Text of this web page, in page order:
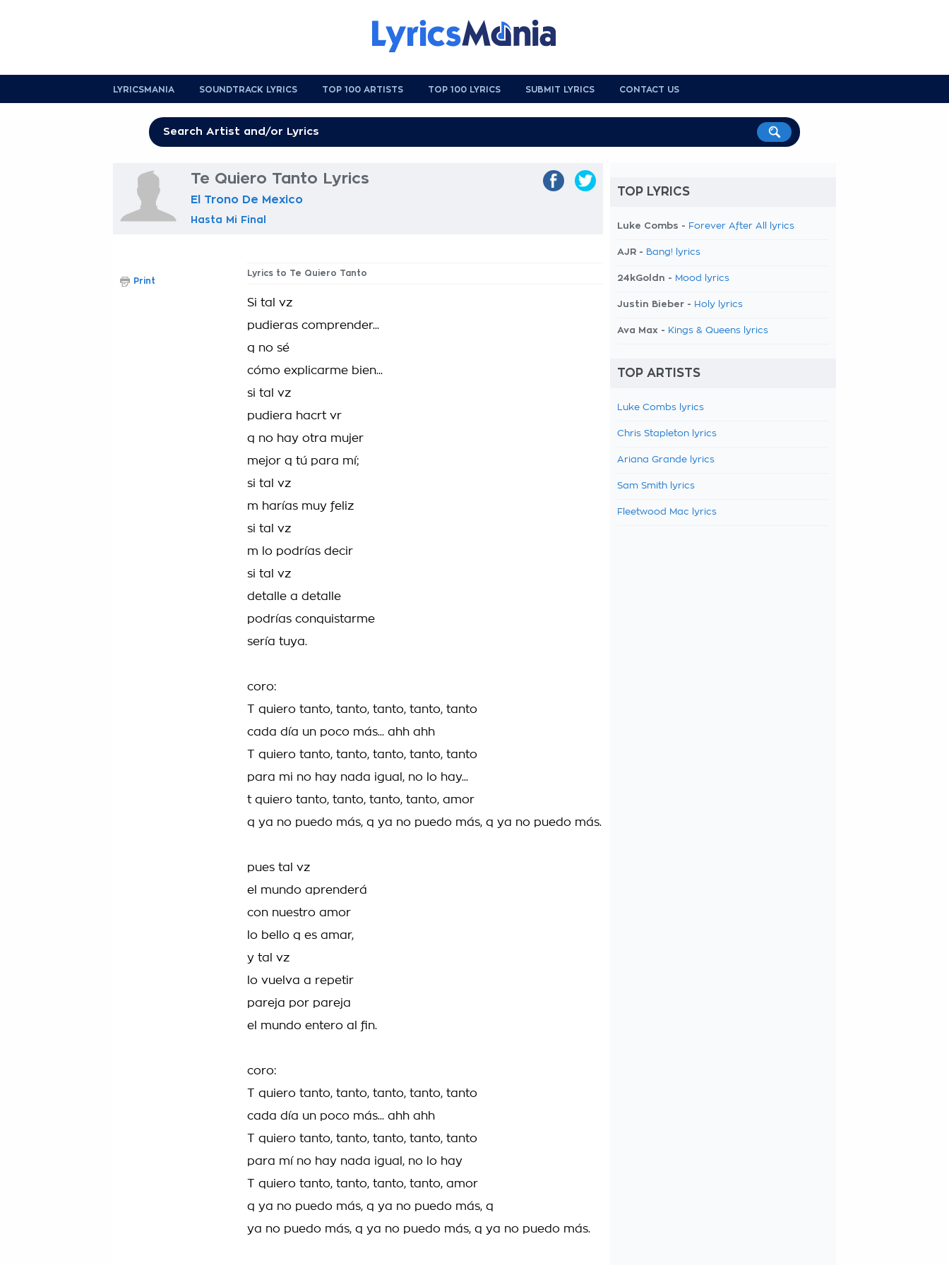
LYRICSMANIA SOUNDTRACK LYRICS TOP 100 ARTISTS TOP 100 LYRICS SUBMIT LYRICS CONTACT US
Te Quiero Tanto Lyrics
El Trono De Mexico
Hasta Mi Final
Lyrics to Te Quiero Tanto
Si tal vz
pudieras comprender...
q no sé
cómo explicarme bien...
si tal vz
pudiera hacrt vr
q no hay otra mujer
mejor q tú para mí;
si tal vz
m harías muy feliz
si tal vz
m lo podrías decir
si tal vz
detalle a detalle
podrías conquistarme
sería tuya.
coro:
T quiero tanto, tanto, tanto, tanto, tanto
cada día un poco más... ahh ahh
T quiero tanto, tanto, tanto, tanto, tanto
para mi no hay nada igual, no lo hay...
t quiero tanto, tanto, tanto, tanto, amor
q ya no puedo más, q ya no puedo más, q ya no puedo más.
pues tal vz
el mundo aprenderá
con nuestro amor
lo bello q es amar,
y tal vz
lo vuelva a repetir
pareja por pareja
el mundo entero al fin.
coro:
T quiero tanto, tanto, tanto, tanto, tanto
cada día un poco más... ahh ahh
T quiero tanto, tanto, tanto, tanto, tanto
para mí no hay nada igual, no lo hay
T quiero tanto, tanto, tanto, tanto, amor
q ya no puedo más, q ya no puedo más, q
ya no puedo más, q ya no puedo más, q ya no puedo más.
Print
TOP LYRICS
Luke Combs - Forever After All lyrics
AJR - Bang! lyrics
24kGoldn - Mood lyrics
Justin Bieber - Holy lyrics
Ava Max - Kings & Queens lyrics
TOP ARTISTS
Luke Combs lyrics
Chris Stapleton lyrics
Ariana Grande lyrics
Sam Smith lyrics
Fleetwood Mac lyrics